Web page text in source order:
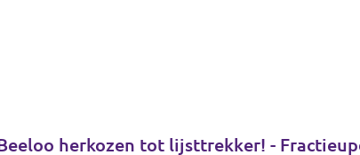
Op naar een digitaal onafhankelijk Zuid-